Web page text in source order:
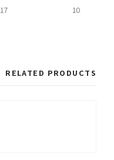
10
17
RELATED PRODUCTS